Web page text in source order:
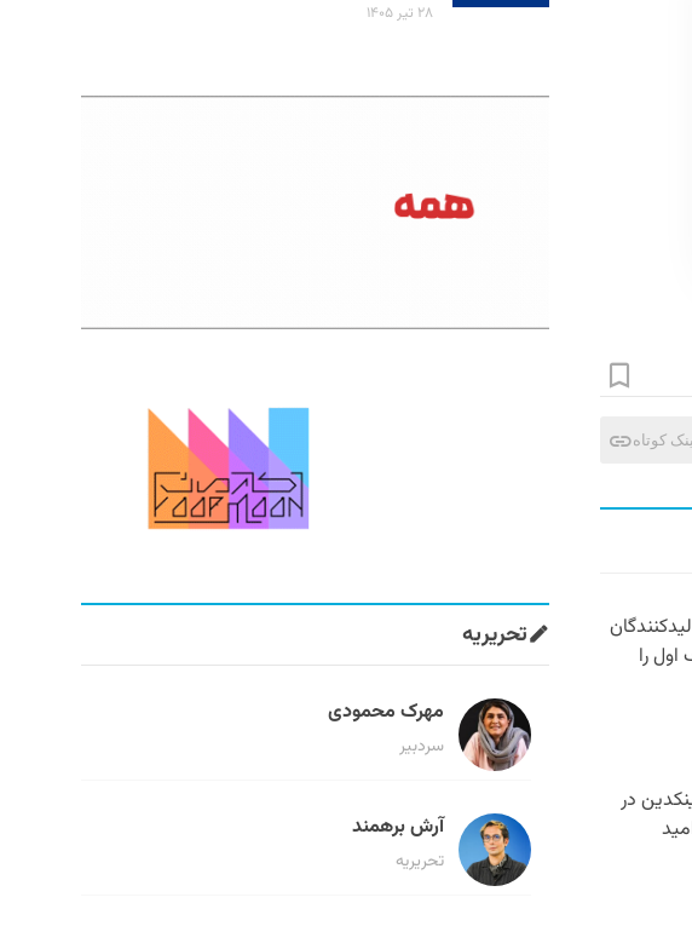
کوتاه
را
در
۲۸ تیر ۱۴۰۵
تحریریه
مهرک محمودی
سردبیر
آرش برهمند
تحریریه